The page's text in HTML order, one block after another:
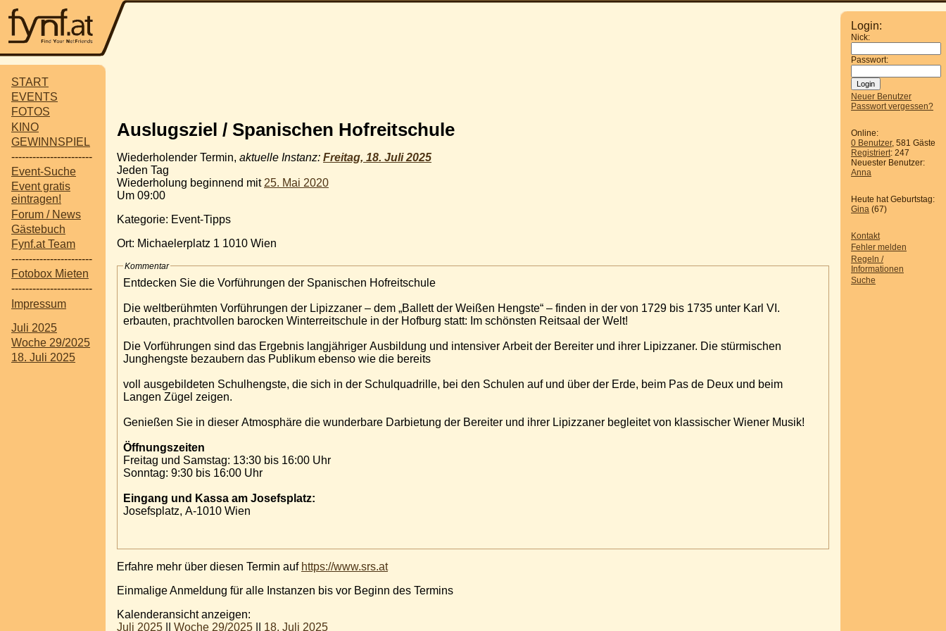
START
EVENTS
FOTOS
KINO
GEWINNSPIEL
-----------------------
Event-Suche
Event gratis
eintragen!
Forum / News
Gästebuch
Fynf.at Team
-----------------------
Fotobox Mieten
-----------------------
Impressum
Juli 2025
Woche 29/2025
18. Juli 2025
Login:
Nick:
Passwort:
Neuer Benutzer
Passwort vergessen?
Online:
0 Benutzer, 581 Gäste
Registriert: 247
Neuester Benutzer:
Anna
Heute hat Geburtstag:
Gina (67)
Kontakt
Fehler melden
Regeln /
Informationen
Suche
Auslugsziel / Spanischen Hofreitschule
Wiederholender Termin, aktuelle Instanz: Freitag, 18. Juli 2025
Jeden Tag
Wiederholung beginnend mit 25. Mai 2020
Um 09:00
Kategorie: Event-Tipps
Ort: Michaelerplatz 1 1010 Wien
Kommentar
Entdecken Sie die Vorführungen der Spanischen Hofreitschule
Die weltberühmten Vorführungen der Lipizzaner – dem „Ballett der Weißen Hengste“ – finden in der von 1729 bis 1735 unter Karl VI.
erbauten, prachtvollen barocken Winterreitschule in der Hofburg statt: Im schönsten Reitsaal der Welt!
Die Vorführungen sind das Ergebnis langjähriger Ausbildung und intensiver Arbeit der Bereiter und ihrer Lipizzaner. Die stürmischen
Junghengste bezaubern das Publikum ebenso wie die bereits
voll ausgebildeten Schulhengste, die sich in der Schulquadrille, bei den Schulen auf und über der Erde, beim Pas de Deux und beim
Langen Zügel zeigen.
Genießen Sie in dieser Atmosphäre die wunderbare Darbietung der Bereiter und ihrer Lipizzaner begleitet von klassischer Wiener Musik!
Öffnungszeiten
Freitag und Samstag: 13:30 bis 16:00 Uhr
Sonntag: 9:30 bis 16:00 Uhr
Eingang und Kassa am Josefsplatz:
Josefsplatz, A-1010 Wien
Erfahre mehr über diesen Termin auf https://www.srs.at
Einmalige Anmeldung für alle Instanzen bis vor Beginn des Termins
Kalenderansicht anzeigen:
Juli 2025
Woche 29/2025 18. Juli 2025